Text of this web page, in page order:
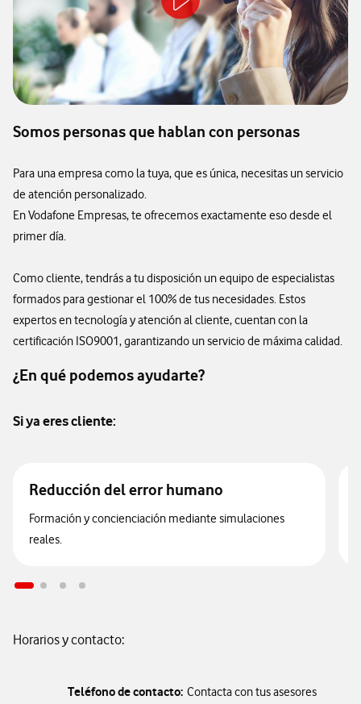
Somos personas que hablan con personas
Para una empresa como la tuya, que es única, necesitas un servicio
de atención personalizado.
En Vodafone Empresas, te ofrecemos exactamente eso desde el
primer día.
Como cliente, tendrás a tu disposición un equipo de especialistas
formados para gestionar el 100% de tus necesidades. Estos
expertos en tecnología y atención al cliente, cuentan con la
certificación ISO9001, garantizando un servicio de máxima calidad.
¿En qué podemos ayudarte?
Si ya eres cliente:
Reducción del error humano
Formación y concienciación mediante simulaciones
reales.
Horarios y contacto:
Teléfono de contacto: Contacta con tus asesores